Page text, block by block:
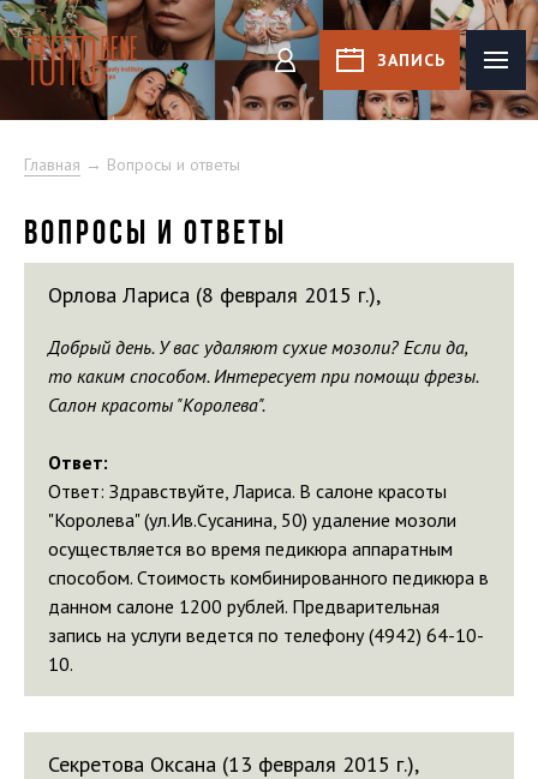
Tutto Bene
КАБИНЕТЗАПИСЬ
Главная → Вопросы и ответы
ВОПРОСЫ И ОТВЕТЫ
Орлова Лариса (8 февраля 2015 г.),
Добрый день. У вас удаляют сухие мозоли? Если да,
то каким способом. Интересует при помощи фрезы.
Салон красоты "Королева".
Ответ:
Ответ: Здравствуйте, Лариса. В салоне красоты
"Королева" (ул.Ив.Сусанина, 50) удаление мозоли
осуществляется во время педикюра аппаратным
способом. Стоимость комбинированного педикюра в
данном салоне 1200 рублей. Предварительная
запись на услуги ведется по телефону (4942) 64-10-
10.
Секретова Оксана (13 февраля 2015 г.),